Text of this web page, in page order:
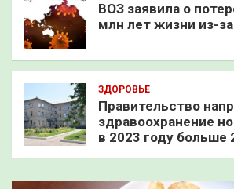
ВОЗ заявила о
млн лет жизни из-за
ЗДОРОВЬЕ
Правительство
здравоохранение
в 2023 году больше